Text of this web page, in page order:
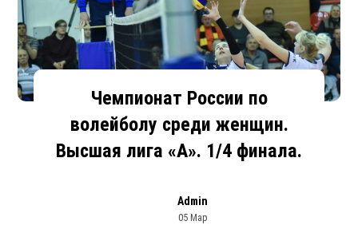
Чемпионат России по
волейболу среди женщин.
Высшая лига «А». 1/4 финала.
Admin
05 Мар